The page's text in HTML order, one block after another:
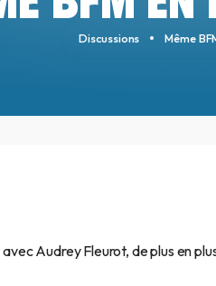
Discussions Même
Audrey Fleurot, de plus en